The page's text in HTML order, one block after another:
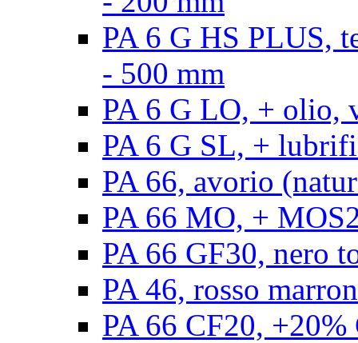
PA 6 G HS PLUS,
- 500 mm
PA 6 G LO, + olio,
PA 6 G SL, +
PA 66, avorio
PA 66 MO, +
PA 66 GF30, nero
PA 46, rosso
PA 66 CF20,